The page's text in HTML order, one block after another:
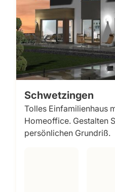
Schwetzingen
Tolles Einfamilienhaus
Homeoffice. Gestalten
persönlichen Grundriß.